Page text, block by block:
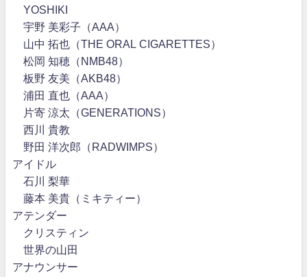
YOSHIKI
宇野 美彩子（AAA）
山中 拓也（THE ORAL CIGARETTES）
松岡 知穂（NMB48）
板野 友美（AKB48）
浦田 直也（AAA）
片寄 涼太（GENERATIONS）
西川 貴教
野田 洋次郎（RADWIMPS）
アイドル
石川 梨華
藤本 美貴（ミキティー）
アテンダー
クリスティン
世界の山田
アナウンサー